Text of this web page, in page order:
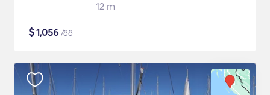
12 m
$1,056 /öö